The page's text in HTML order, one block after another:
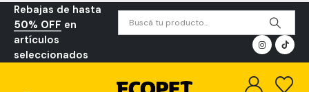
Rebajas de hasta
50% OFF en
artículos
seleccionados